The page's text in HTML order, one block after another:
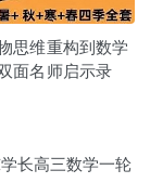
思维重构到数学
面名师启示录
长高三数学一轮